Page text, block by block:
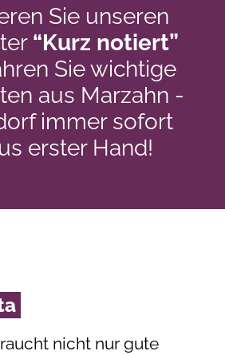
Sie unseren
“Kurz notiert”
Sie wichtige
aus Marzahn -
immer sofort
erster Hand!
nicht nur gute